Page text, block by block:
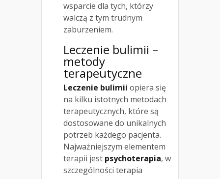
wsparcie dla tych, którzy
walczą z tym trudnym
zaburzeniem.
Leczenie bulimii –
metody
terapeutyczne
Leczenie bulimii opiera się
na kilku istotnych metodach
terapeutycznych, które są
dostosowane do unikalnych
potrzeb każdego pacjenta.
Najważniejszym elementem
terapii jest psychoterapia, w
szczególności terapia